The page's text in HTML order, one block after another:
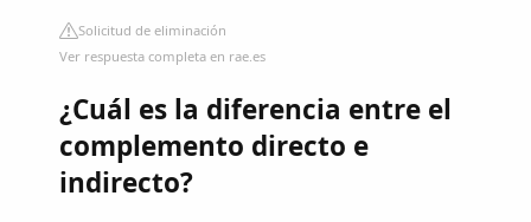
Solicitud de eliminación
Ver respuesta completa en rae.es
¿Cuál es la diferencia entre el
complemento directo e
indirecto?